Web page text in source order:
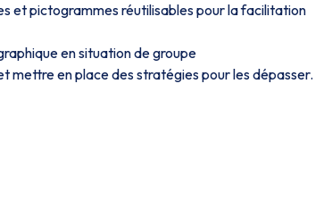
et pictogrammes réutilisables pour la facilitation
en situation de groupe
mettre en place des stratégies pour les dépasser.